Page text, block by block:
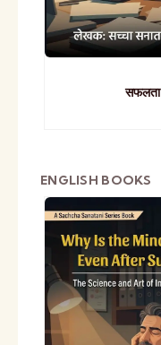
सफलता
ENGLISH BOOKS